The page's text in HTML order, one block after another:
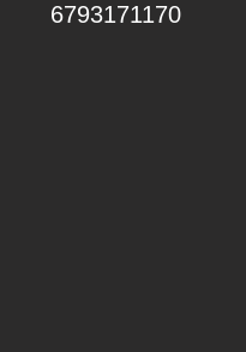
6793171170